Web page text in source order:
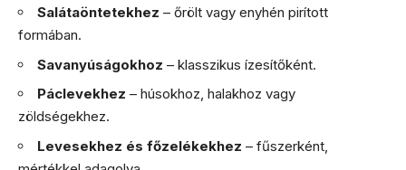
Salátaöntetekhez – őrölt vagy enyhén pirított
formában.
Savanyúságokhoz – klasszikus ízesítőként.
Páclevekhez – húsokhoz, halakhoz vagy
zöldségekhez.
Levesekhez és főzelékekhez – fűszerként,